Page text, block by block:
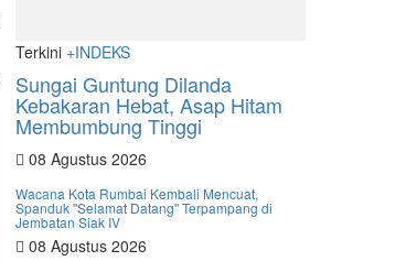
Terkini +INDEKS
Sungai Guntung Dilanda
Kebakaran Hebat, Asap Hitam
Membumbung Tinggi
08 Agustus 2026
Wacana Kota Rumbai Kembali Mencuat,
Spanduk ''Selamat Datang'' Terpampang di
Jembatan Siak IV
08 Agustus 2026